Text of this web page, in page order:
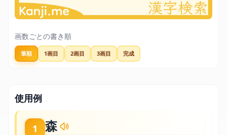
画数ごとの書き順
筆順 1画目 2画目 3画目 完成
使用例
1 森